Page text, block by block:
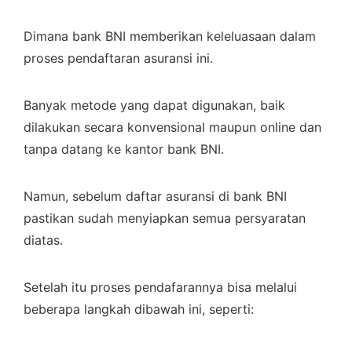
Dimana bank BNI memberikan keleluasaan dalam
proses pendaftaran asuransi ini.
Banyak metode yang dapat digunakan, baik
dilakukan secara konvensional maupun online dan
tanpa datang ke kantor bank BNI.
Namun, sebelum daftar asuransi di bank BNI
pastikan sudah menyiapkan semua persyaratan
diatas.
Setelah itu proses pendafarannya bisa melalui
beberapa langkah dibawah ini, seperti: